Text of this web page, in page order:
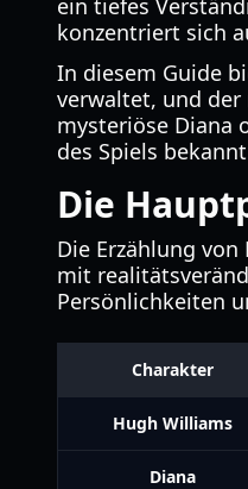
ein tiefes
konzentriert sich
In diesem Guide
verwaltet, und der
mysteriöse Diana
des Spiels
Die
Die Erzählung
mit
Persönlichkeiten
Charakter
Hugh Williams
Diana